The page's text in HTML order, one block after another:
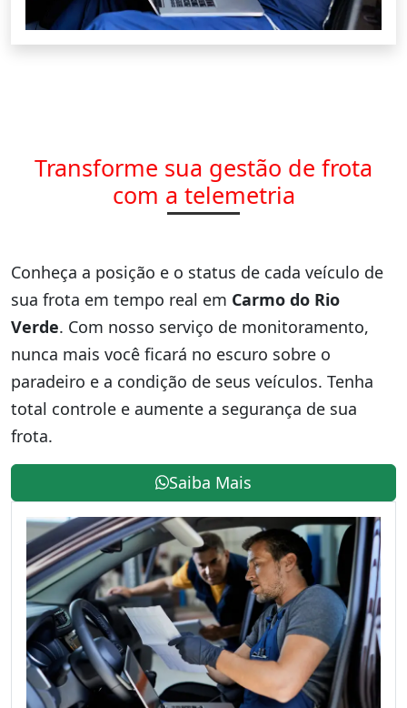
Transforme sua gestão de frota
com a telemetria
Conheça a posição e o status de cada veículo de
sua frota em tempo real em Carmo do Rio
Verde. Com nosso serviço de monitoramento,
nunca mais você ficará no escuro sobre o
paradeiro e a condição de seus veículos. Tenha
total controle e aumente a segurança de sua
frota.
Saiba Mais